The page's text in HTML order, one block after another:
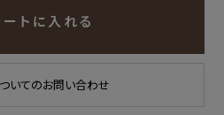
ートに入れる
いてのお問い合わせ